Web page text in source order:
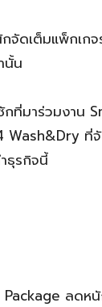
ดเต็มแพ็กเกจ
นั้น
ที่มาร่วมงาน
ที่จั
ธุรกิจนี้
Package ลดห